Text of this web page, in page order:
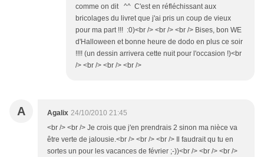
comme on dit ^^ C'est en réfléchissant aux
bricolages du livret que j'ai pris un coup de vieux
pour ma part !!! :0)<br /> <br /> <br /> Bises, bon WE
d'Halloween et bonne heure de dodo en plus ce soir
!!!! (un dessin arrivera cette nuit pour l'occasion !)<br
/> <br /> <br /> <br />
A Agalix 24/10/2010 21:45
<br /> <br /> Je crois que j'en prendrais 2 sinon ma nièce va
être verte de jalousie.<br /> <br /> <br /> Il faudrait qu tu en
sortes un pour les vacances de février ;-))<br /> <br /> <br />